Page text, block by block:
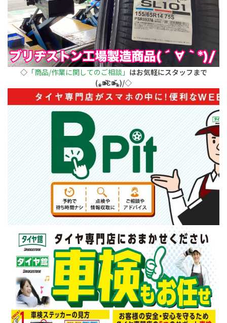
◇「商品/作業に関してのご相談」 はお気軽にスタッフまで
(⁎⁍̴̆Ɛ⁍̴̆⁎)/◇